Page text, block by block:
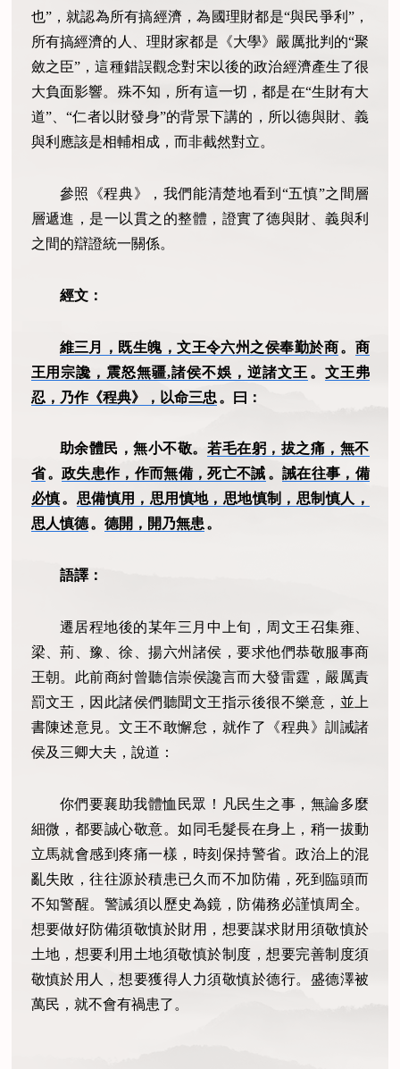
也”，就認為所有搞經濟，為國理財都是“與民爭利”，
所有搞經濟的人、理財家都是《大學》嚴厲批判的“聚
斂之臣”，這種錯誤觀念對宋以後的政治經濟產生了很
大負面影響。殊不知，所有這一切，都是在“生財有大
道”、“仁者以財發身”的背景下講的，所以德與財、義
與利應該是相輔相成，而非截然對立。
參照《程典》，我們能清楚地看到“五慎”之間層
層遞進，是一以貫之的整體，證實了德與財、義與利
之間的辯證統一關係。
經文：
維三月，既生魄，文王令六州之侯奉勤於商。 商
王用宗讒，震怒無疆,諸侯不娛，逆諸文王 。 文王弗
忍，乃作《程典》，以命三忠 。曰：
助余體民，無小不敬。 若毛在躬，拔之痛，無不
省。政失患作，作而無備，死亡不誡 。 誡在往事，備
必慎。 思備慎用，思用慎地，思地慎制，思制慎人，
思人慎德 。 德開，開乃無患 。
語譯：
遷居程地後的某年三月中上旬，周文王召集雍、
梁、荊、豫、徐、揚六州諸侯，要求他們恭敬服事商
王朝。此前商紂曾聽信崇侯讒言而大發雷霆，嚴厲責
罰文王，因此諸侯們聽聞文王指示後很不樂意，並上
書陳述意見。文王不敢懈怠，就作了《程典》訓誡諸
侯及三卿大夫，說道：
你們要襄助我體恤民眾！凡民生之事，無論多麼
細微，都要誠心敬意。如同毛髮長在身上，稍一拔動
立馬就會感到疼痛一樣，時刻保持警省。政治上的混
亂失敗，往往源於積患已久而不加防備，死到臨頭而
不知警醒。警誡須以歷史為鏡，防備務必謹慎周全。
想要做好防備須敬慎於財用，想要謀求財用須敬慎於
土地，想要利用土地須敬慎於制度，想要完善制度須
敬慎於用人，想要獲得人力須敬慎於德行。盛德澤被
萬民，就不會有禍患了。